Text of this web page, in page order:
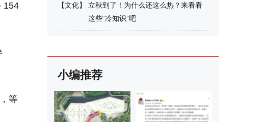
154
等
【文化】
立秋到了！为什么还这么热？来看看
这些“冷知识”吧
小编推荐